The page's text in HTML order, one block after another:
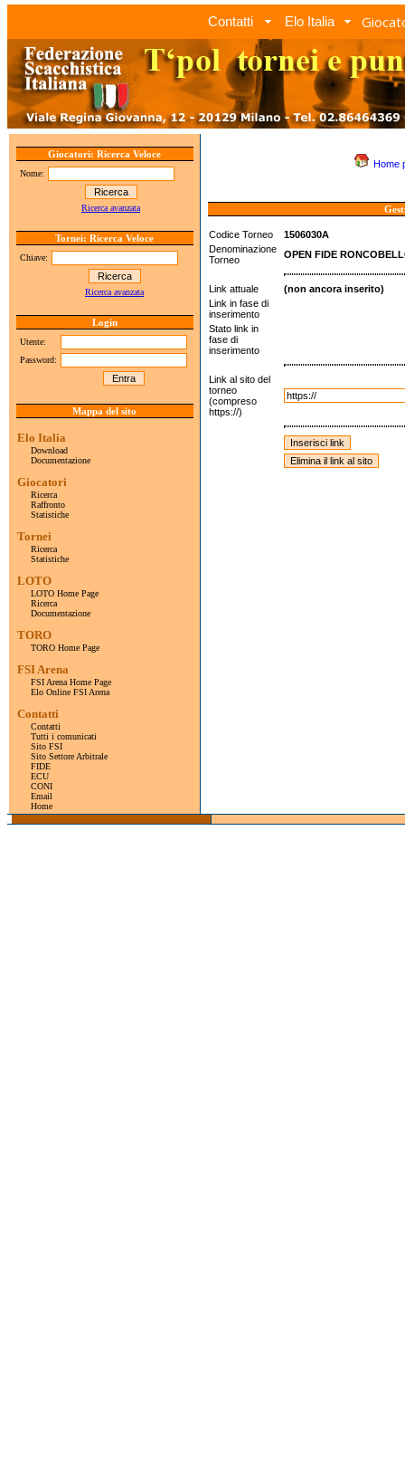
Contatti Elo Italia
Giocatori: Ricerca Veloce
Nome:
Ricerca avanzata
Tornei: Ricerca Veloce
Chiave:
Ricerca avanzata
Login
Utente:
Password:
Mappa del sito
Elo Italia
Download
Documentazione
Giocatori
Ricerca
Raffronto
Statistiche
Tornei
Ricerca
Statistiche
LOTO
LOTO Home Page
Ricerca
Documentazione
TORO
TORO Home Page
FSI Arena
FSI Arena Home Page
Elo Online FSI Arena
Contatti
Contatti
Tutti i comunicati
Sito FSI
Sito Settore Arbitrale
FIDE
ECU
CONI
Email
Home
Home
Codice Torneo
1506030A
Denominazione
Torneo
OPEN FIDE
Link attuale
(non ancora inserito)
Link in fase di
inserimento
Stato link in
fase di
inserimento
Link al sito del
torneo
(compreso
https://)